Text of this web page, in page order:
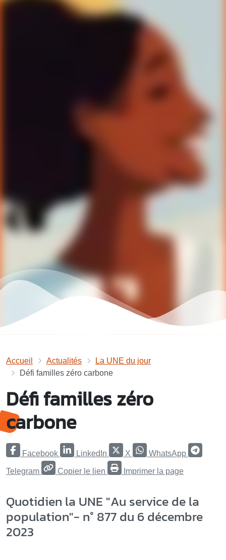
Accueil Actualités
La UNE du jour
Défi familles zéro carbone
Défi familles zéro
carbone
Facebook LinkedIn X WhatsApp
Telegram Copier le lien Imprimer la page
Quotidien la UNE "Au service de la
population"- n° 877 du 6 décembre
2023